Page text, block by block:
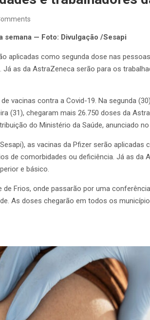
semana — Foto: Divulgação /Sesapi
aplicadas como segunda dose nas
as da AstraZeneca serão para os
vacinas contra a Covid-19. Na segunda
(31), chegaram mais 26.750 doses da
do Ministério da Saúde, anunciado
as vacinas da Pfizer serão aplicadas
de comorbidades ou deficiência. Já as da
e básico.
de Frios, onde passarão por uma
As doses chegarão em todos os